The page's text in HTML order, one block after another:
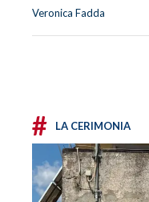
Veronica Fadda
# LA CERIMONIA